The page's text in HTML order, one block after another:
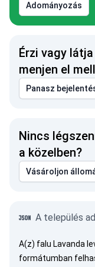
Adományozás
Érzi vagy
menjen el
Panasz
Nincs
a közelben?
Vásároljon
A település
A(z) falu Lavanda
formátumban